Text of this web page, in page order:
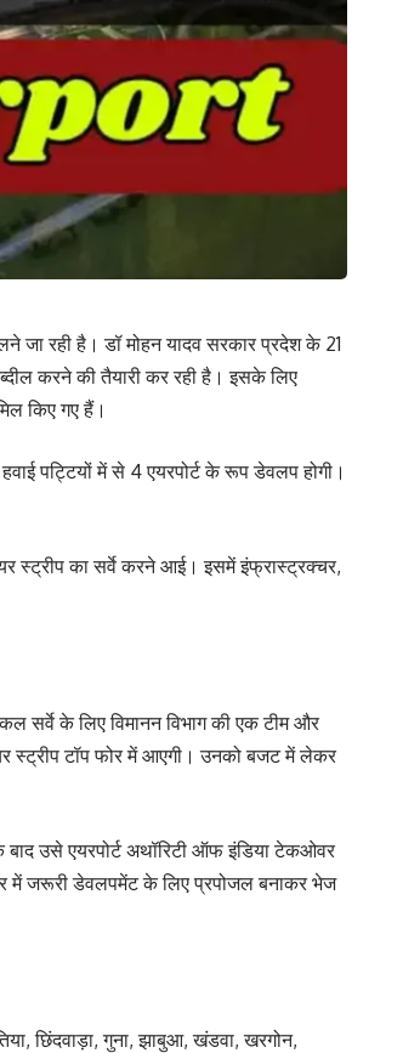
जा रही है। डॉ मोहन यादव सरकार प्रदेश के 21
करने की तैयारी कर रही है। इसके लिए
किए गए हैं।
पट्टियों में से 4 एयरपोर्ट के रूप डेवलप होगी।
स्ट्रीप का सर्वे करने आई। इसमें इंफ्रास्ट्रक्चर,
सर्वे के लिए विमानन विभाग की एक टीम और
स्ट्रीप टॉप फोर में आएगी। उनको बजट में लेकर
उसे एयरपोर्ट अथॉरिटी ऑफ इंडिया टेकओवर
में जरूरी डेवलपमेंट के लिए प्रपोजल बनाकर भेज
छिंदवाड़ा, गुना, झाबुआ, खंडवा, खरगोन,